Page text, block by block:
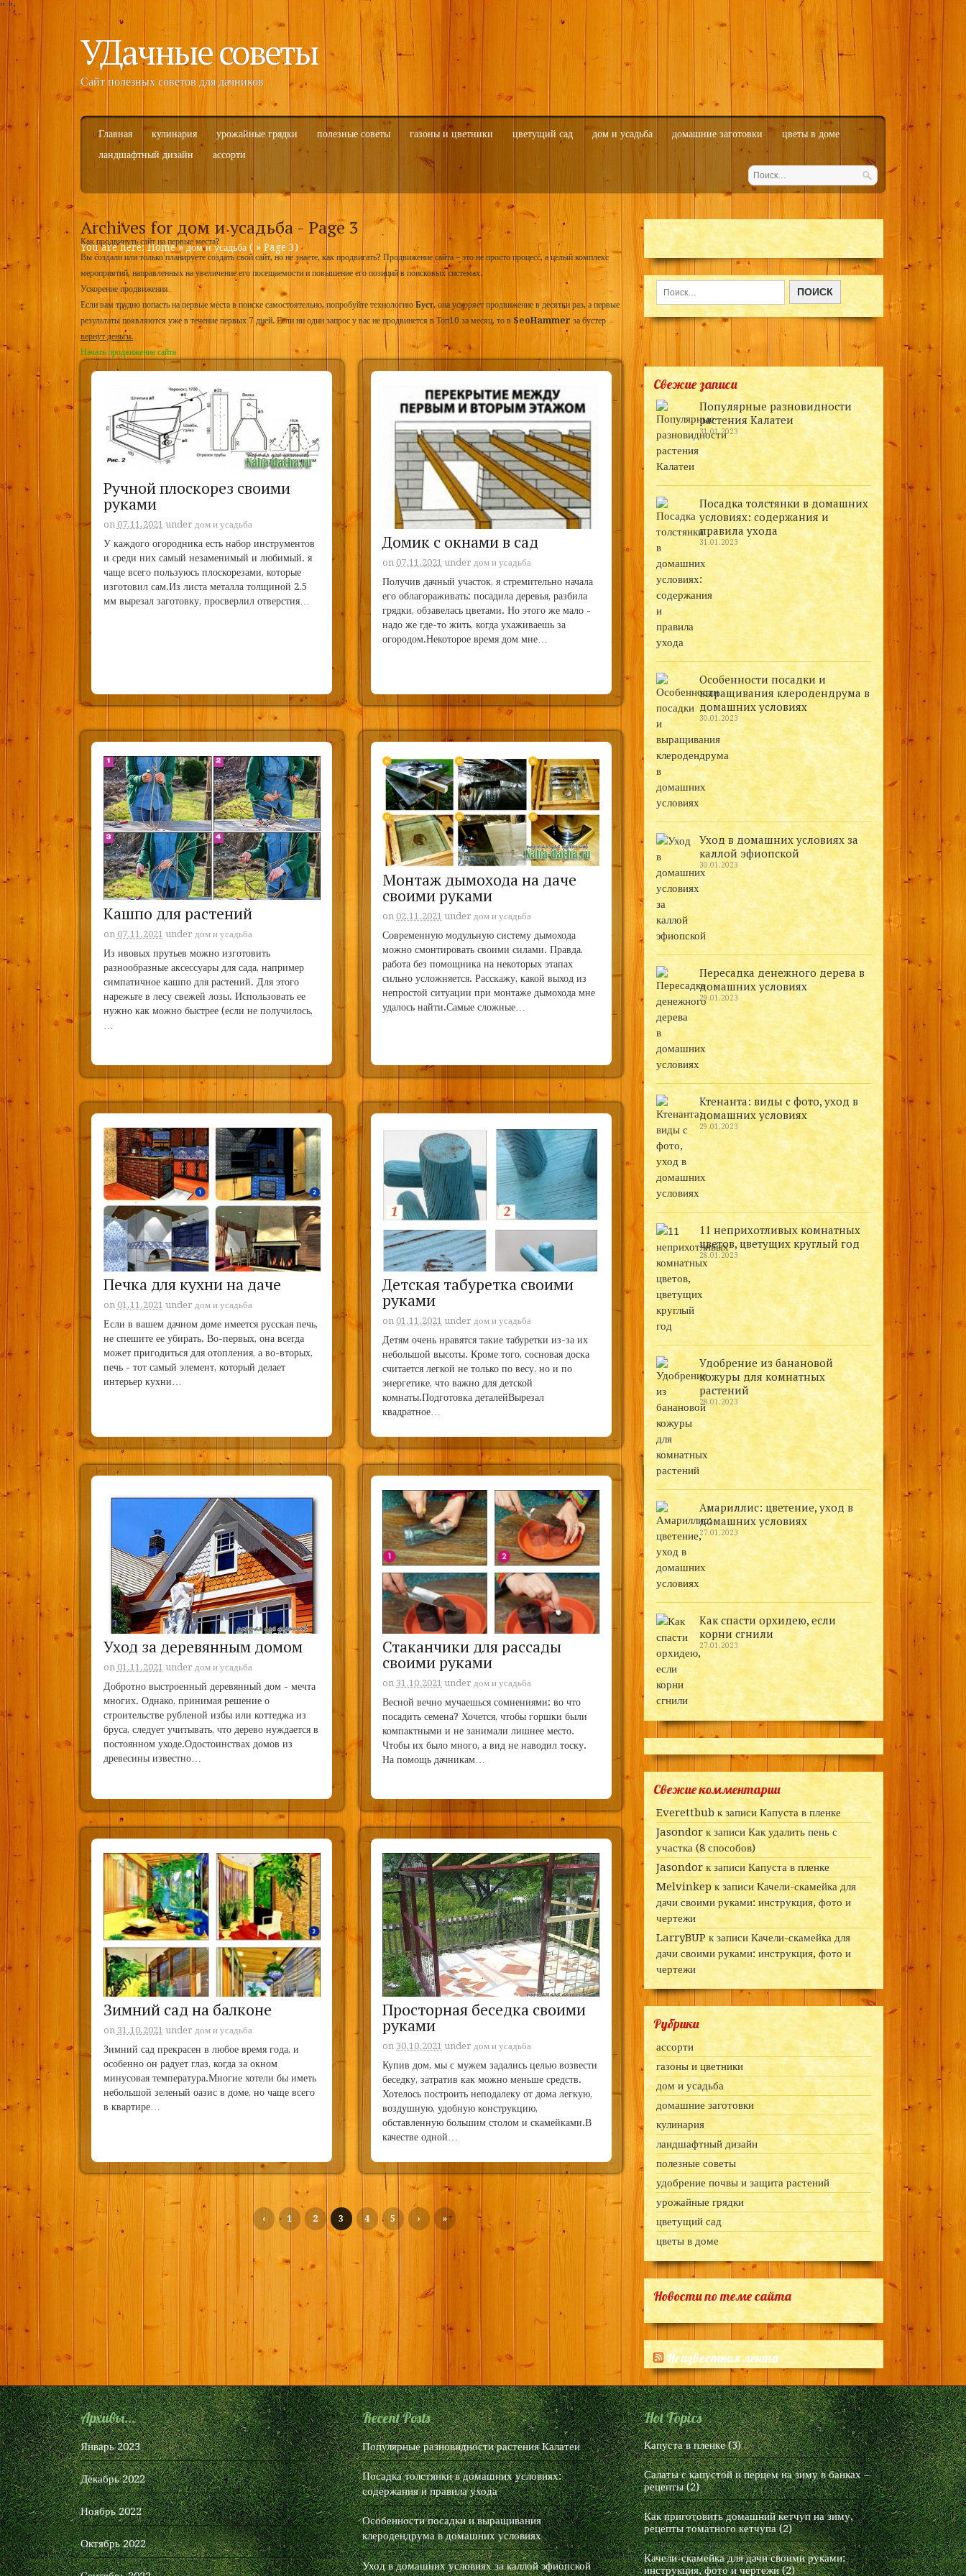
" ";
УДачные советы
Сайт полезных советов для дачников
Главная кулинария урожайные грядки полезные советы газоны и цветники цветущий сад дом и усадьба домашние заготовки
цветы в доме
ландшафтный дизайн
ассорти
Archives for дом и усадьба - Page 3
You are here:Home»дом и усадьба ( » Page 3)
Как продвинуть сайт на первые места?
Вы создали или только планируете создать свой сайт, но не знаете, как продвигать? Продвижение сайта – это не просто процесс, а целый комплекс
мероприятий, направленных на увеличение его посещаемости и повышение его позиций в поисковых системах.
Ускорение продвижения
Если вам трудно попасть на первые места в поиске самостоятельно, попробуйте технологию Буст, она ускоряет продвижение в десятки раз, а первые
результаты появляются уже в течение первых 7 дней. Если ни один запрос у вас не продвинется в Топ10 за месяц, то в SeoHammer за бустер
вернут деньги.
Начать продвижение сайта
Ручной плоскорез своими
руками
on 07.11.2021 under дом и усадьба
У каждого огородника есть набор инструментов
и среди них самый незаменимый и любимый. я
чаще всего пользуюсь плоскорезами, которые
изготовил сам.Из листа металла толщиной 2,5
мм вырезал заготовку, просверлил отверстия…
Домик с окнами в сад
on 07.11.2021 underдом и усадьба
Получив дачный участок, я стремительно начала
его облагораживать: посадила деревья, разбила
грядки, обзавелась цветами. Но этого же мало -
надо же где-то жить, когда ухаживаешь за
огородом.Некоторое время дом мне…
Кашпо для растений
on 07.11.2021 under дом и усадьба
Из ивовых прутьев можно изготовить
разнообразные аксессуары для сада, например
симпатичное кашпо для растений. Для этого
нарежьте в лесу свежей лозы. Использовать ее
нужно как можно быстрее (если не получилось,
Монтаж дымохода на даче
своими руками
on 02.11.2021 underдом и усадьба
Современную модульную систему дымохода
можно смонтировать своими силами. Правда,
работа без помощника на некоторых этапах
сильно усложняется. Расскажу, какой выход из
непростой ситуации при монтаже дымохода мне
удалось найти.Самые сложные…
Печка для кухни на даче
on 01.11.2021 under дом и усадьба
Если в вашем дачном доме имеется русская печь,
не спешите ее убирать. Во-первых, она всегда
может пригодиться для отопления, а во-вторых,
печь - тот самый элемент, который делает
интерьер кухни…
Детская табуретка своими
руками
on 01.11.2021 underдом и усадьба
Детям очень нравятся такие табуретки из-за их
небольшой высоты. Кроме того, сосновая доска
считается легкой не только по весу, но и по
энергетике, что важно для детской
комнаты.Подготовка деталейВырезал
квадратное…
Уход за деревянным домом
on 01.11.2021 under дом и усадьба
Добротно выстроенный деревянный дом - мечта
многих. Однако, принимая решение о
строительстве рубленой избы или коттеджа из
бруса, следует учитывать, что дерево нуждается в
постоянном уходе.Одостоинствах домов из
древесины известно…
Стаканчики для рассады
своими руками
on 31.10.2021 underдом и усадьба
Весной вечно мучаешься сомнениями: во что
посадить семена? Хочется, чтобы горшки были
компактными и не занимали лишнее место.
Чтобы их было много, а вид не наводил тоску.
На помощь дачникам…
Зимний сад на балконе
on 31.10.2021 under дом и усадьба
Зимний сад прекрасен в любое время года, и
особенно он радует глаз, когда за окном
минусовая температура.Многие хотели бы иметь
небольшой зеленый оазис в доме, но чаще всего
в квартире…
Просторная беседка своими
руками
on 30.10.2021 under дом и усадьба
Купив дом, мы с мужем задались целью возвести
беседку, затратив как можно меньше средств.
Хотелось построить неподалеку от дома легкую,
воздушную, удобную конструкцию,
обставленную большим столом и скамейками.В
качестве одной…
‹ 1 2 3 4 5 › »
Свежие записи
Популярные разновидности
растения Калатеи
31.01.2023
Посадка толстянки в домашних
условиях: содержания и
правила ухода
31.01.2023
Особенности посадки и
выращивания клеродендрума в
домашних условиях
30.01.2023
Уход в домашних условиях за
каллой эфиопской
30.01.2023
Пересадка денежного дерева в
домашних условиях
29.01.2023
Ктенанта: виды с фото, уход в
домашних условиях
29.01.2023
11 неприхотливых комнатных
цветов, цветущих круглый год
28.01.2023
Удобрение из банановой
кожуры для комнатных
растений
28.01.2023
Амариллис: цветение, уход в
домашних условиях
27.01.2023
Как спасти орхидею, если
корни сгнили
27.01.2023
Свежие комментарии
Everettbubк записи Капуста в пленке
Jasondorк записиКак удалить пень с
участка (8 способов)
Jasondorк записи Капуста в пленке
Melvinkepк записи Качели-скамейка для
дачи своими руками: инструкция, фото и
чертежи
LarryBUP к записи Качели-скамейка для
дачи своими руками: инструкция, фото и
чертежи
Рубрики
ассорти
газоны и цветники
дом и усадьба
домашние заготовки
кулинария
ландшафтный дизайн
полезные советы
удобрение почвы и защита растений
урожайные грядки
цветущий сад
цветы в доме
Новости по теме сайта
Неизвестная лента
Архивы...
Январь 2023
Декабрь 2022
Ноябрь 2022
Октябрь 2022
Recent Posts
Популярные разновидности растения Калатеи
Посадка толстянки в домашних условиях:
содержания и правила ухода
Особенности посадки и выращивания
клеродендрума в домашних условиях
Уход в домашних условиях за каллой эфиопской
Hot Topics
Капуста в пленке(3)
Салаты с капустой и перцем на зиму в банках –
рецепты(2)
Как приготовить домашний кетчуп на зиму,
рецепты томатного кетчупа(2)
Качели-скамейка для дачи своими руками:
инструкция, фото и чертежи(2)